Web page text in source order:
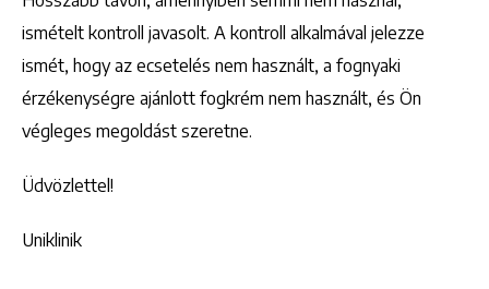
ismételt kontroll javasolt. A kontroll alkalmával jelezze
ismét, hogy az ecsetelés nem használt, a fognyaki
érzékenységre ajánlott fogkrém nem használt, és Ön
végleges megoldást szeretne.
Üdvözlettel!
Uniklinik